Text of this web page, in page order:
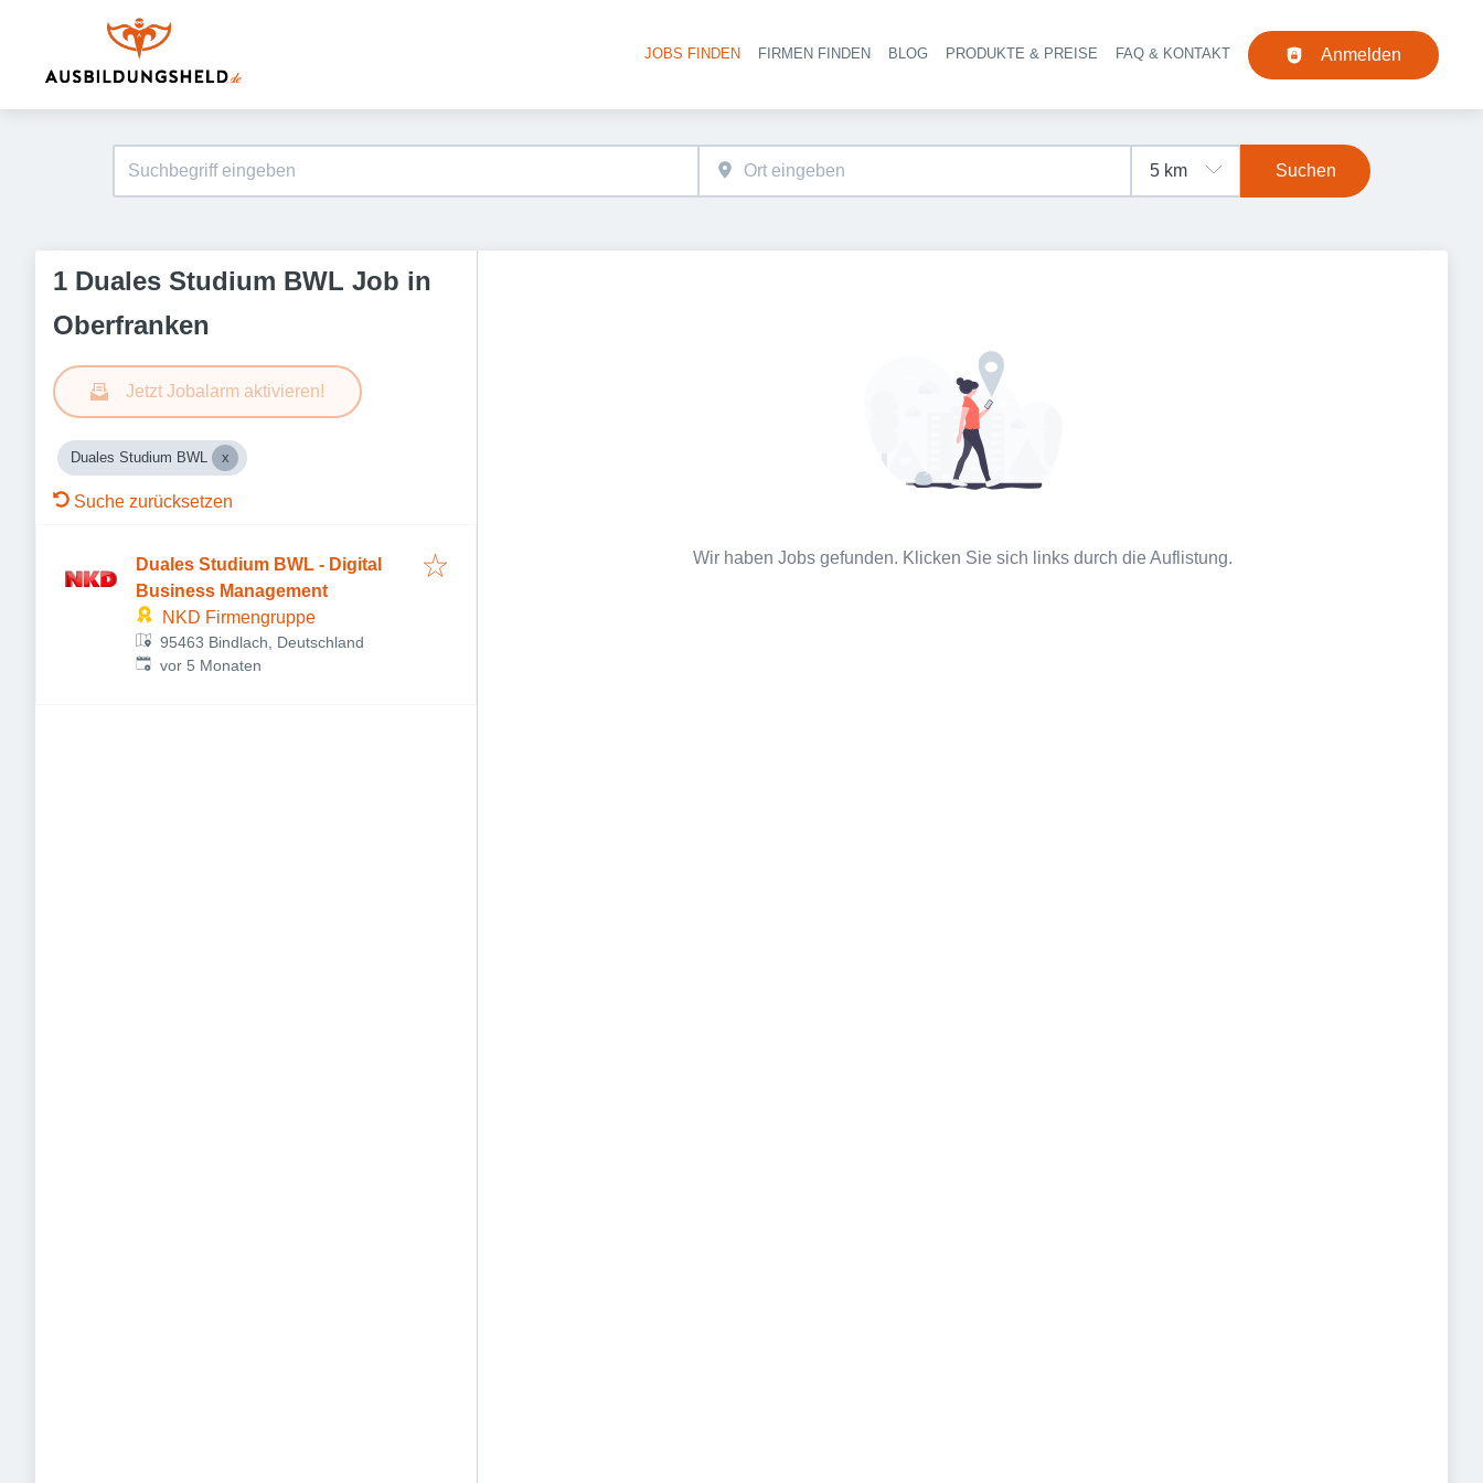
Haupt-Navigation
JOBS FINDEN FIRMEN FINDEN BLOG PRODUKTE & PREISE FAQ & KONTAKT Anmelden
Suchen
1 Duales Studium BWL Job in
Oberfranken
Jetzt Jobalarm aktivieren!
Duales Studium BWL
Suche zurücksetzen
Duales Studium BWL - Digital
Business Management
NKD Firmengruppe
95463 Bindlach, Deutschland
Veröffentlicht:
vor 5 Monaten
Wir haben Jobs gefunden. Klicken Sie sich links durch die Auflistung.